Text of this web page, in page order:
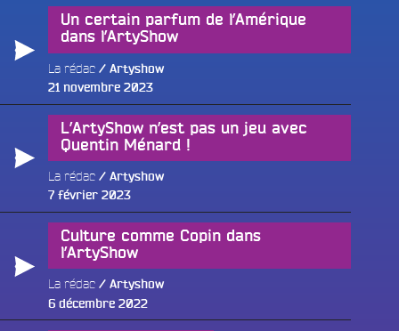
Un certain parfum de l’Amérique
dans l’ArtyShow
La rédac
Artyshow
Publié
21 novembre 2023
L’ArtyShow n’est pas un jeu avec
Quentin Ménard !
La rédac
Artyshow
Publié
7 février 2023
Culture comme Copin dans
l’ArtyShow
La rédac
Artyshow
Publié
6 décembre 2022